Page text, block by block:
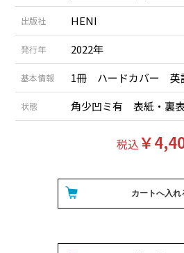
出版社 HENI
発行年 2022年
基本情報 1冊 ハードカバー 英
状態 角少凹ミ有 表紙・裏
税込￥